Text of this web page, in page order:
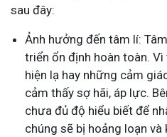
sau đây:
Ảnh hưởng đến tâm lí:
triển ổn định hoàn toàn.
hiện lạ hay những cảm
cảm thấy sợ hãi, áp lực.
chưa đủ độ hiểu biết để
chúng sẽ bị hoảng loạn